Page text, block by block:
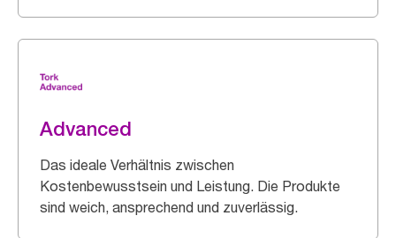
Advanced
Das ideale Verhältnis zwischen
Kostenbewusstsein und Leistung. Die Produkte
sind weich, ansprechend und zuverlässig.